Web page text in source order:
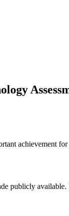
achievement
publicly